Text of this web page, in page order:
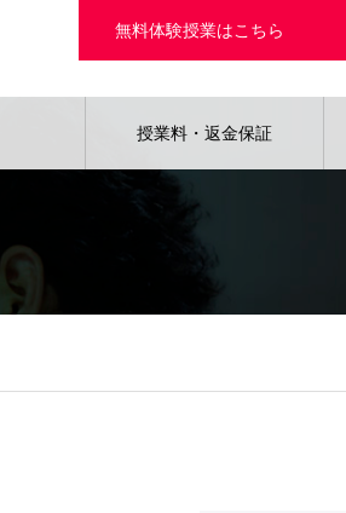
無料体験授業はこちら
授業料・返金保証